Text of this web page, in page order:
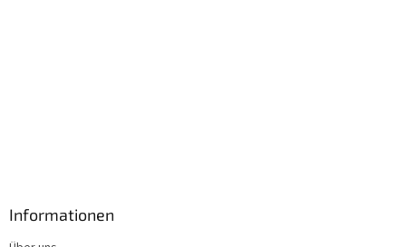
Informationen